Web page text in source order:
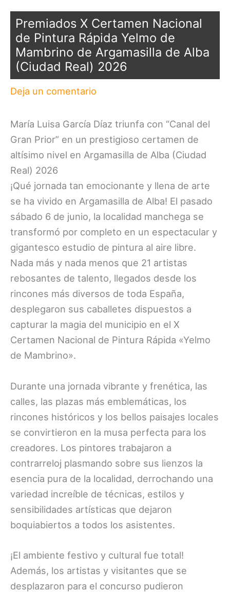
Premiados X Certamen Nacional
de Pintura Rápida Yelmo de
Mambrino de Argamasilla de Alba
(Ciudad Real) 2026
Deja un comentario
María Luisa García Díaz triunfa con “Canal del
Gran Prior” en un prestigioso certamen de
altísimo nivel en Argamasilla de Alba (Ciudad
Real) 2026
¡Qué jornada tan emocionante y llena de arte
se ha vivido en Argamasilla de Alba! El pasado
sábado 6 de junio, la localidad manchega se
transformó por completo en un espectacular y
gigantesco estudio de pintura al aire libre.
Nada más y nada menos que 21 artistas
rebosantes de talento, llegados desde los
rincones más diversos de toda España,
desplegaron sus caballetes dispuestos a
capturar la magia del municipio en el X
Certamen Nacional de Pintura Rápida «Yelmo
de Mambrino».
Durante una jornada vibrante y frenética, las
calles, las plazas más emblemáticas, los
rincones históricos y los bellos paisajes locales
se convirtieron en la musa perfecta para los
creadores. Los pintores trabajaron a
contrarreloj plasmando sobre sus lienzos la
esencia pura de la localidad, derrochando una
variedad increíble de técnicas, estilos y
sensibilidades artísticas que dejaron
boquiabiertos a todos los asistentes.
¡El ambiente festivo y cultural fue total!
Además, los artistas y visitantes que se
desplazaron para el concurso pudieron